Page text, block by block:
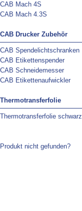
CAB Mach 4S
CAB Mach 4.3S
CAB Drucker Zubehör
CAB Spendelichtschranken
CAB Etikettenspender
CAB Schneidemesser
CAB Etikettenaufwickler
Thermotransferfolie
Thermotransferfolie schwarz
Produkt nicht gefunden?